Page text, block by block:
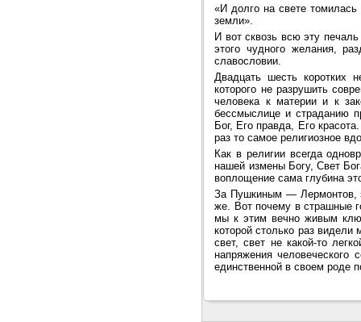
«И долго на свете
земли».
И вот сквозь всю эту
этого чудного желания,
славословии.
Двадцать шесть коротких
которого не разрушить
человека к материи и к
бессмыслице и страданию
Бог, Его правда, Его
раз то самое религиозное
Как в религии всегда
нашей измены Богу, Свет
воплощение сама глубина
За Пушкиным — Лермонтов,
же. Вот почему в страшные
мы к этим вечно живым
которой столько раз
свет, свет не какой-то
напряжения человеческого
единственной в своем роде